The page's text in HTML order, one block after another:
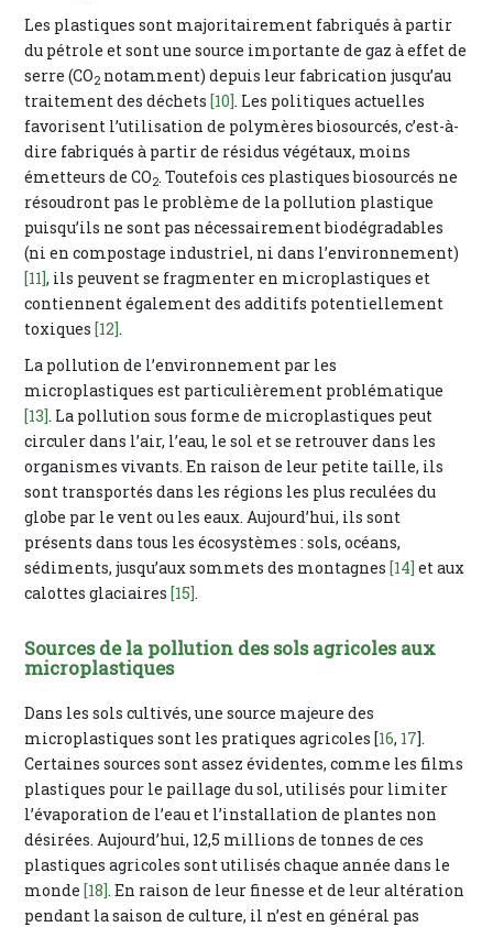
Les plastiques sont majoritairement fabriqués à partir
du pétrole et sont une source importante de gaz à effet de
serre (CO2 notamment) depuis leur fabrication jusqu’au
traitement des déchets[10]. Les politiques actuelles
favorisent l’utilisation de polymères biosourcés, c’est-à-
dire fabriqués à partir de résidus végétaux, moins
émetteurs de CO2. Toutefois ces plastiques biosourcés ne
résoudront pas le problème de la pollution plastique
puisqu’ils ne sont pas nécessairement biodégradables
(ni en compostage industriel, ni dans l’environnement)
[11], ils peuvent se fragmenter en microplastiques et
contiennent également des additifs potentiellement
toxiques[12].
La pollution de l’environnement par les
microplastiques est particulièrement problématique
[13]. La pollution sous forme de microplastiques peut
circuler dans l’air, l’eau, le sol et se retrouver dans les
organismes vivants. En raison de leur petite taille, ils
sont transportés dans les régions les plus reculées du
globe par le vent ou les eaux. Aujourd’hui, ils sont
présents dans tous les écosystèmes : sols, océans,
sédiments, jusqu’aux sommets des montagnes[14] et aux
calottes glaciaires[15].
Sources de la pollution des sols agricoles aux
microplastiques
Dans les sols cultivés, une source majeure des
microplastiques sont les pratiques agricoles [16, 17].
Certaines sources sont assez évidentes, comme les films
plastiques pour le paillage du sol, utilisés pour limiter
l’évaporation de l’eau et l’installation de plantes non
désirées. Aujourd’hui, 12,5 millions de tonnes de ces
plastiques agricoles sont utilisés chaque année dans le
monde[18]. En raison de leur finesse et de leur altération
pendant la saison de culture, il n’est en général pas